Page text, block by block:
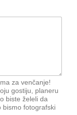
za venčanje!
gostiju, planeru
biste želeli da
bismo fotografski